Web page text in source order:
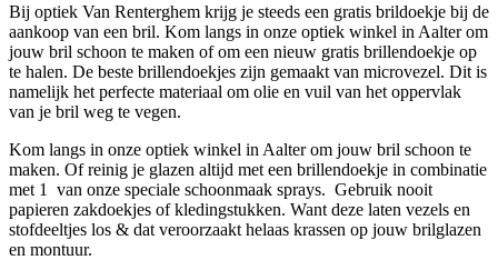
Bij optiek Van Renterghem krijg je steeds een gratis brildoekje bij de
aankoop van een bril. Kom langs in onze optiek winkel in Aalter om
jouw bril schoon te maken of om een nieuw gratis brillendoekje op
te halen. De beste brillendoekjes zijn gemaakt van microvezel. Dit is
namelijk het perfecte materiaal om olie en vuil van het oppervlak
van je bril weg te vegen.
Kom langs in onze optiek winkel in Aalter om jouw bril schoon te
maken. Of reinig je glazen altijd met een brillendoekje in combinatie
met 1 van onze speciale schoonmaak sprays. Gebruik nooit
papieren zakdoekjes of kledingstukken. Want deze laten vezels en
stofdeeltjes los & dat veroorzaakt helaas krassen op jouw brilglazen
en montuur.